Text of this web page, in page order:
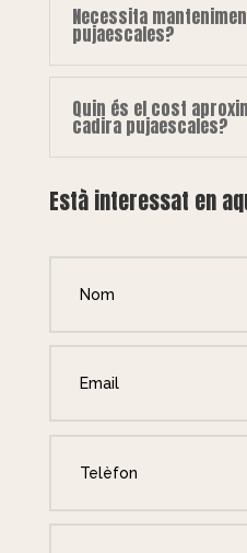
Necessita
pujaescales?
Quin és el cost
cadira pujaescales?
Està interessat en